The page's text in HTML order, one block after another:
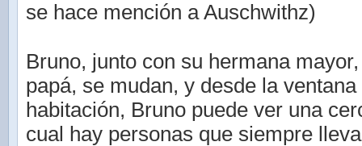
se hace mención a Auschwithz)
Bruno, junto con su hermana
papá, se mudan, y desde la
habitación, Bruno puede ver una
cual hay personas que siempre